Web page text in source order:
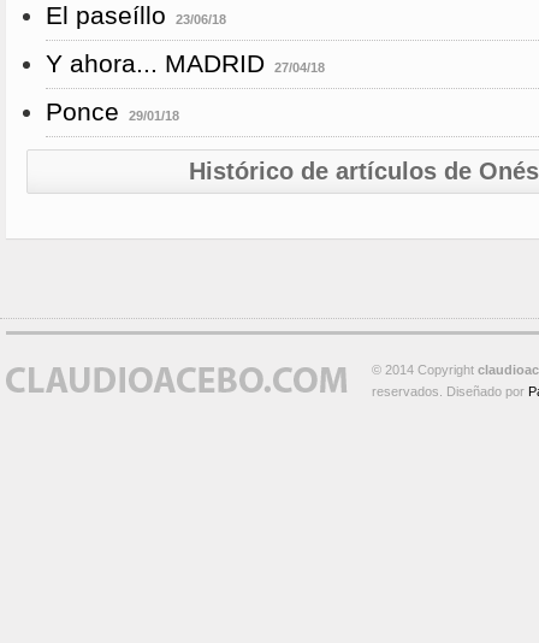
El paseíllo 23/06/18
Y ahora... MADRID 27/04/18
Ponce 29/01/18
Histórico de artículos de
© 2014 Copyright
reservados. Diseñado por